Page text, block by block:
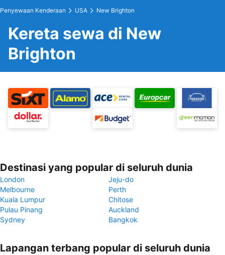
Penyewaan Kenderaan USA New Brighton
Kereta sewa di New
Brighton
Destinasi yang popular di seluruh dunia
London
Jeju-do
Melbourne
Perth
Kuala Lumpur
Chitose
Pulau Pinang
Auckland
Sydney
Bangkok
Lapangan terbang popular di seluruh dunia